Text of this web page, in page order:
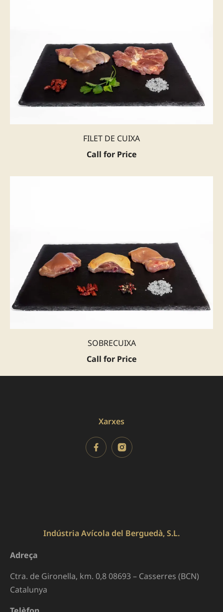
FILET DE CUIXA
Call for Price
SOBRECUIXA
Call for Price
Xarxes
Indústria Avícola del Berguedà, S.L.
Adreça
Ctra. de Gironella, km. 0,8 08693 – Casserres (BCN)
Catalunya